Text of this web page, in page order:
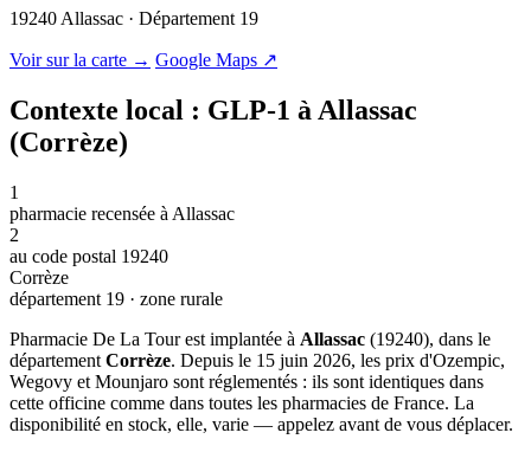
19240 Allassac · Département 19
Voir sur la carte → Google Maps ↗
Contexte local : GLP-1 à Allassac
(Corrèze)
1
pharmacie recensée à Allassac
2
au code postal 19240
Corrèze
département 19 · zone rurale
Pharmacie De La Tour est implantée à Allassac (19240), dans le
département Corrèze. Depuis le 15 juin 2026, les prix d'Ozempic,
Wegovy et Mounjaro sont réglementés : ils sont identiques dans
cette officine comme dans toutes les pharmacies de France. La
disponibilité en stock, elle, varie — appelez avant de vous déplacer.